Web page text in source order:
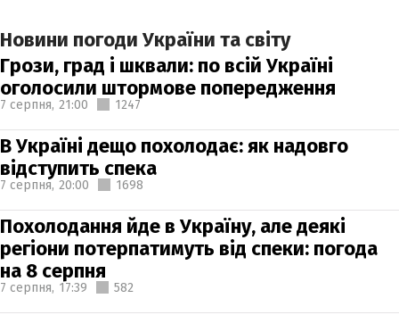
Новини погоди України та світу
Грози, град і шквали: по всій Україні
оголосили штормове попередження
7 серпня, 21:00 1247
В Україні дещо похолодає: як надовго
відступить спека
7 серпня, 20:00 1698
Похолодання йде в Україну, але деякі
регіони потерпатимуть від спеки: погода
на 8 серпня
7 серпня, 17:39 582